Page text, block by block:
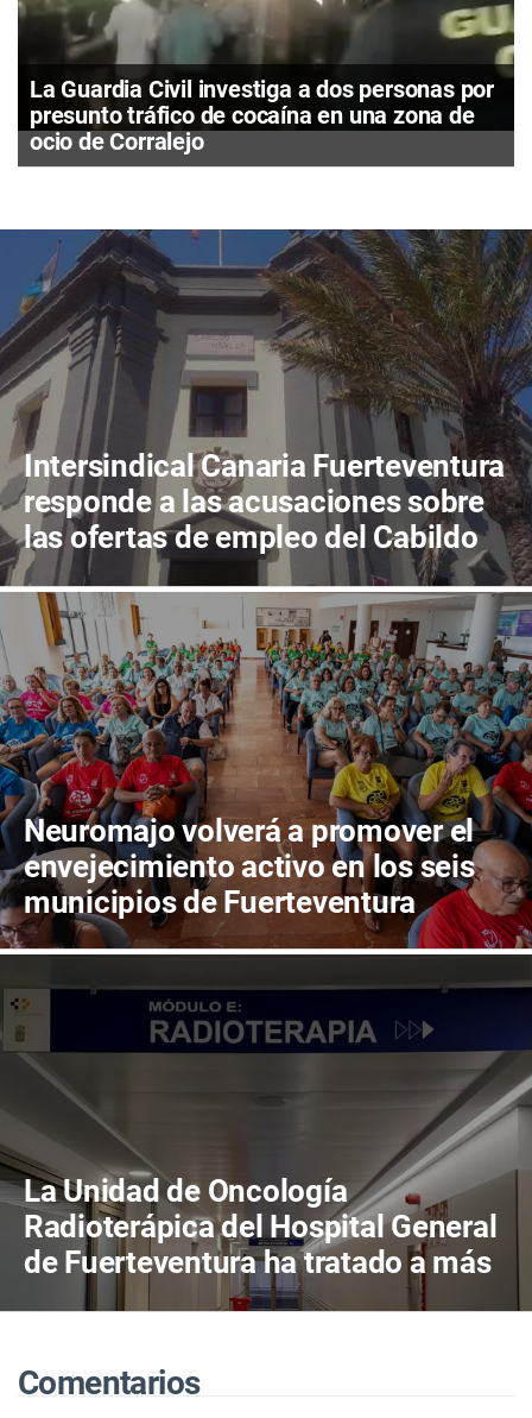
La Guardia Civil investiga a dos personas por
presunto tráfico de cocaína en una zona de
ocio de Corralejo
Intersindical Canaria Fuerteventura
responde a las acusaciones sobre
las ofertas de empleo del Cabildo
de Fuerteventura
Neuromajo volverá a promover el
envejecimiento activo en los seis
municipios de Fuerteventura
La Unidad de Oncología
Radioterápica del Hospital General
de Fuerteventura ha tratado a más
de 800 pacientes en sus primeros
Comentarios